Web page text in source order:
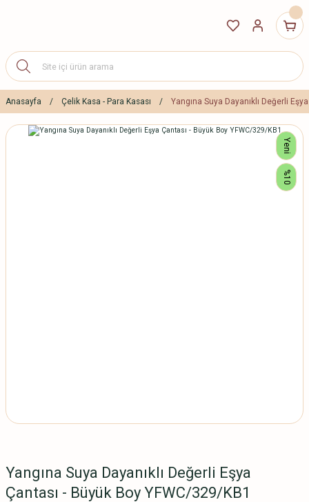
Anasayfa Çelik Kasa - Para Kasası Yangına Suya Dayanıklı Değerli
Yeni
%10
Yangına Suya Dayanıklı Değerli Eşya
Çantası - Büyük Boy YFWC/329/KB1